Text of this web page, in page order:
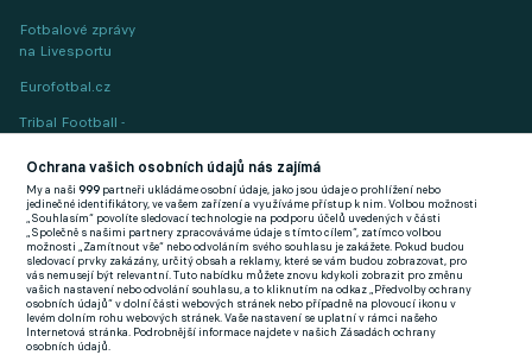
Fotbalové zprávy
na Livesportu
Eurofotbal.cz
Tribal Football -
(EN)
FlashFutbal (SK)
Tenisportal.cz
Tenisové zprávy
na Livesportu
Ochrana vašich osobních údajů nás zajímá
My a naši999 partneři ukládáme osobní údaje, jako jsou údaje o prohlížení nebo
jedinečné identifikátory, ve vašem zařízení a využíváme přístup k nim. Volbou možnosti
„Souhlasím“ povolíte sledovací technologie na podporu účelů uvedených v části
„Společně s našimi partnery zpracováváme údaje s tímto cílem“, zatímco volbou
možnosti „Zamítnout vše“ nebo odvoláním svého souhlasu je zakážete. Pokud budou
sledovací prvky zakázány, určitý obsah a reklamy, které se vám budou zobrazovat, pro
vás nemusejí být relevantní. Tuto nabídku můžete znovu kdykoli zobrazit pro změnu
vašich nastavení nebo odvolání souhlasu, a to kliknutím na odkaz „Předvolby ochrany
osobních údajů“ v dolní části webových stránek nebo případně na plovoucí ikonu v
levém dolním rohu webových stránek. Vaše nastavení se uplatní v rámci našeho
Internetová stránka. Podrobnější informace najdete v našich Zásadách ochrany
osobních údajů.